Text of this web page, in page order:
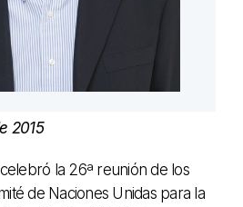
2015
la 26ª reunión de los
de Naciones Unidas para la